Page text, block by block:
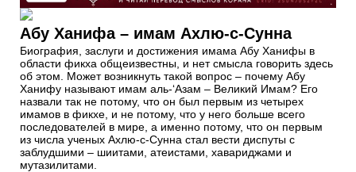
Абу Ханифа – имам Ахлю-с-Сунна
Биография, заслуги и достижения имама Абу Ханифы в
области фикха общеизвестны, и нет смысла говорить здесь
об этом. Может возникнуть такой вопрос – почему Абу
Ханифу называют имам аль-‘Азам – Великий Имам? Его
назвали так не потому, что он был первым из четырех
имамов в фикхе, и не потому, что у него больше всего
последователей в мире, а именно потому, что он первым
из числа ученых Ахлю-с-Сунна стал вести диспуты с
заблудшими – шиитами, атеистами, хавариджами и
мутазилитами.